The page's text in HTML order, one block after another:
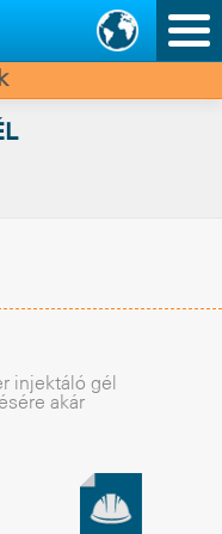
injektáló gél
akár